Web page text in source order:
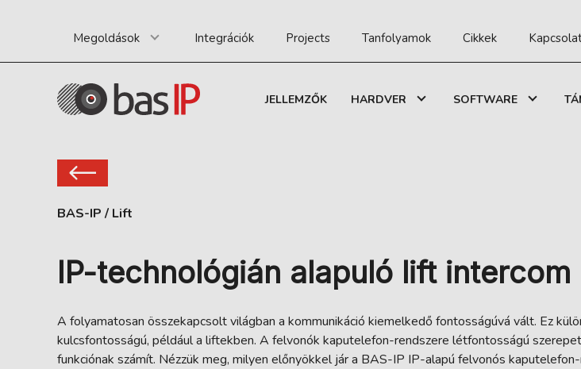
Megoldások Integrációk Projects Tanfolyamok Cikkek
JELLEMZŐK HARDVER SOFTWARE
BAS-IP / Lift
IP-technológián alapuló lift intercom
A folyamatosan összekapcsolt világban a kommunikáció kiemelkedő fontosságúvá vált. Ez
kulcsfontosságú, például a liftekben. A felvonók kaputelefon-rendszere létfontosságú
funkciónak számít. Nézzük meg, milyen előnyökkel jár a BAS-IP IP-alapú felvonós